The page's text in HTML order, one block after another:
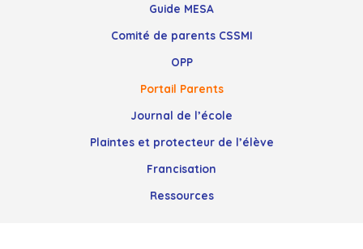
Guide MESA
Comité de parents CSSMI
OPP
Portail Parents
Journal de l’école
Plaintes et protecteur de l’élève
Francisation
Ressources